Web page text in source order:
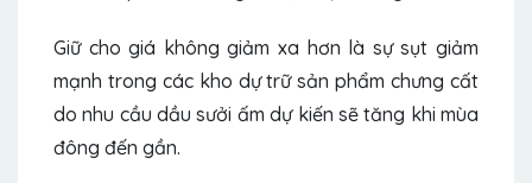
Giữ cho giá không giảm xa hơn là sự sụt giảm
mạnh trong các kho dự trữ sản phẩm chưng cất
do nhu cầudầu sưởi ấm dự kiến ​​sẽ tăng khi mùa
đông đến gần.